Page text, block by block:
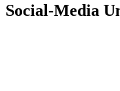
Social-Media